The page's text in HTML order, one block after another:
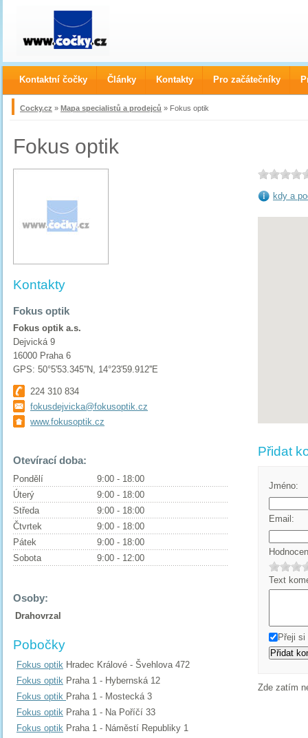
Cocky.cz » Mapa specialistů a prodejců » Fokus optik
Fokus optik
Kontakty
Fokus optik
Fokus optik a.s.
Dejvická 9
16000 Praha 6
GPS: 50°5'53.345''N, 14°23'59.912''E
224 310 834
fokusdejvicka@fokusoptik.cz
www.fokusoptik.cz
Otevírací doba:
Pondělí
9:00 - 18:00
Úterý
9:00 - 18:00
Středa
9:00 - 18:00
Čtvrtek
9:00 - 18:00
Pátek
9:00 - 18:00
Sobota
9:00 - 12:00
Osoby:
Drahovrzal
Pobočky
Fokus optik Hradec Králové - Švehlova 472
Fokus optik Praha 1 - Hybernská 12
Fokus optik Praha 1 - Mostecká 3
Fokus optik Praha 1 - Na Poříčí 33
Fokus optik Praha 1 - Náměstí Republiky 1
kdy a
Přidat
Jméno:
Email:
Text
Přeji
Zde zatím
Kontaktní čočky Články Kontakty Pro začátečníky